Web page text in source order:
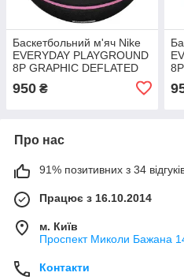
Баскетбольний м'яч Nike
EVERYDAY PLAYGROUND
8P GRAPHIC DEFLATED
Чорний, Розмір (EU) — 7
950 ₴
Про нас
91% позитивних з 34
Працює з 16.10.2014
м. Київ
Проспект Миколи Бажана
Контакти